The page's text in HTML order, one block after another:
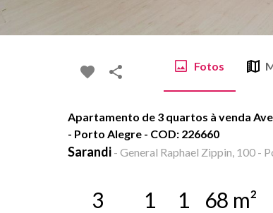
Fotos
Apartamento de 3 quartos à venda
- Porto Alegre - COD: 226660
Sarandi - General Raphael Zippin, 100 -
3 1 1 68 m²